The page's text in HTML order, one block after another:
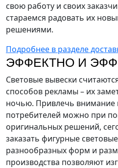
свою работу и своих
стараемся радовать их
решениями.
Подробнее в разделе
ЭФФЕКТНО И
Световые вывески
способов рекламы – их
ночью. Привлечь внимание
потребителей можно при
оригинальных решений,
заказать фигурные
разнообразных форм и
производства позволяют